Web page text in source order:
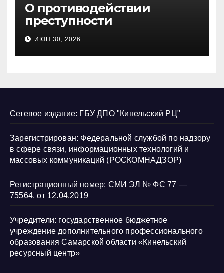
О противодействии
преступности
несовершеннолетних и
нарушению их прав
ИЮН 30, 2026
Сетевое издание: ГБУ ДПО "Кинельский РЦ"
Зарегистрирован: Федеральной службой по надзору
в сфере связи, информационных технологий и
массовых коммуникаций (РОСКОМНАДЗОР)
Регистрационный номер: СМИ ЭЛ № ФС 77 —
75564, от 12.04.2019
Учредители: государственное бюджетное
учреждение дополнительного профессионального
образования Самарской области «Кинельский
ресурсный центр»